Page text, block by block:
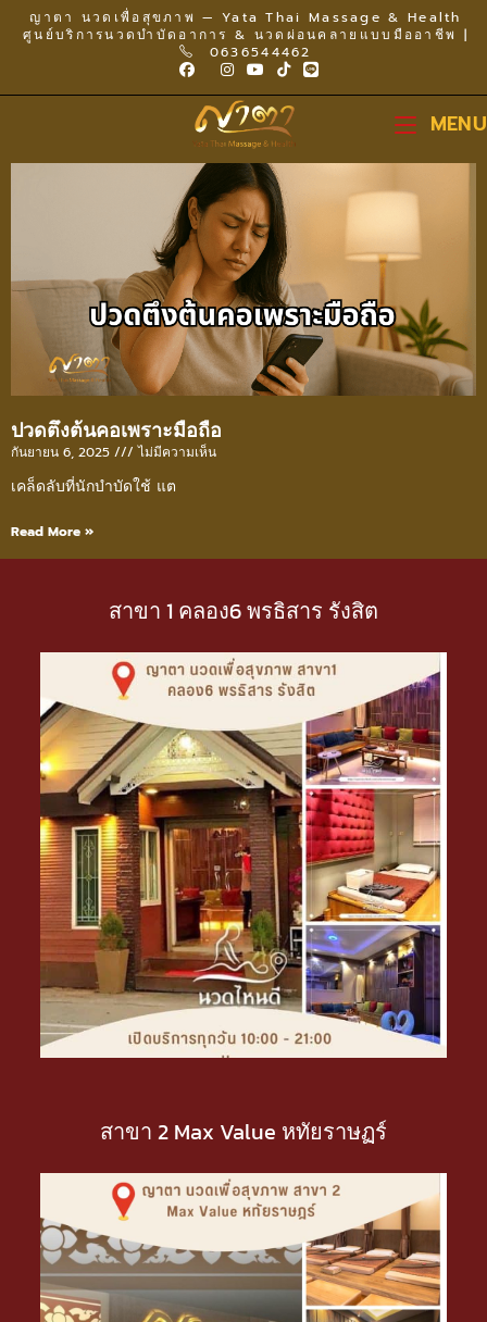
ญาตา นวดเพื่อสุขภาพ — Yata Thai Massage & Health
ศูนย์บริการนวดบำบัดอาการ & นวดผ่อนคลายแบบมืออาชีพ |
0636544462
MENU
ปวดตึงต้นคอเพราะมือถือ
กันยายน 6, 2025 ไม่มีความเห็น
เคล็ดลับที่นักบำบัดใช้ แต
Read More »
สาขา 1 คลอง6 พรธิสาร รังสิต
สาขา 2 Max Value หทัยราษฏร์